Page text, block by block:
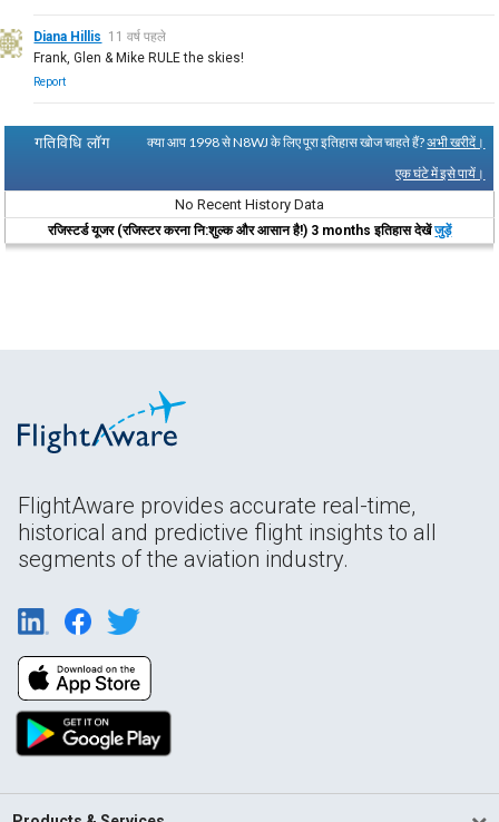
Diana Hillis 11 वर्ष पहले
Frank, Glen & Mike RULE the skies!
Report
गतिविधि लॉग क्या आप 1998 से N8WJ के लिए पूरा इतिहास खोज चाहते हैं?अभी खरीदें।
एक घंटे में इसे पायें।
No Recent History Data
रजिस्टर्ड यूजर (रजिस्टर करना नि:शुल्क और आसान है!) 3 months इतिहास देखेंजुड़ें
FlightAware provides accurate real-time,
historical and predictive flight insights to all
segments of the aviation industry.